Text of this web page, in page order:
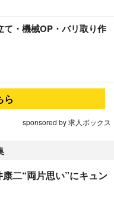
て・機械OP・バリ取り作
ら
sponsored by 求人ボックス
二“両片思い”にキュン